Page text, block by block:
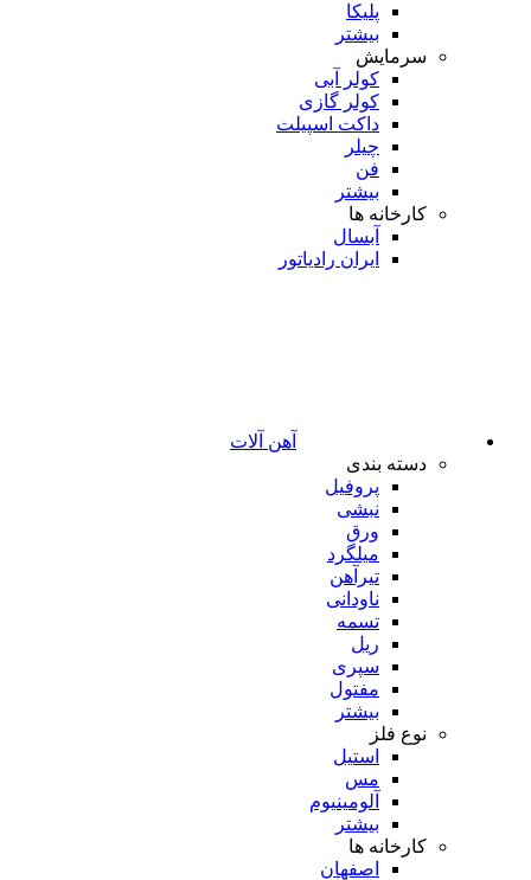
پلیکا
بیشتر
سرمایش
کولر آبی
کولر گازی
داکت اسپیلت
چیلر
فن
بیشتر
کارخانه ها
آبسال
ایران رادیاتور
آهن آلات
دسته بندی
پروفیل
نبشی
ورق
میلگرد
تیرآهن
ناودانی
تسمه
ریل
سپری
مفتول
بیشتر
نوع فلز
استیل
مس
آلومینیوم
بیشتر
کارخانه ها
اصفهان